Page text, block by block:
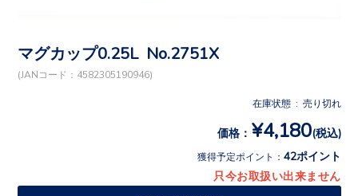
マグカップ0.25L No.2751X
(JANコード：4582305190946)
在庫状態 : 売り切れ
価格： ¥4,180(税込)
獲得予定ポイント： 42ポイント
只今お取扱い出来ません